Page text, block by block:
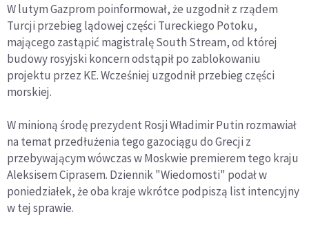
W lutym Gazprom poinformował, że uzgodnił z rządem
Turcji przebieg lądowej części Tureckiego Potoku,
mającego zastąpić magistralę South Stream, od której
budowy rosyjski koncern odstąpił po zablokowaniu
projektu przez KE. Wcześniej uzgodnił przebieg części
morskiej.
W minioną środę prezydent Rosji Władimir Putin rozmawiał
na temat przedłużenia tego gazociągu do Grecji z
przebywającym wówczas w Moskwie premierem tego kraju
Aleksisem Ciprasem. Dziennik "Wiedomosti" podał w
poniedziałek, że oba kraje wkrótce podpiszą list intencyjny
w tej sprawie.